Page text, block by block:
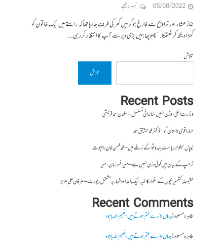
05/08/2022 تبصرہ لکھیے
نماز عشاء اور تراویح سے فارغ ہوکر میں گھر کی طرف جارہا تھا کہ راستے میں ایک خاتون کو
کھڑا دیکھ کر ٹھٹھکا . ” پھوپھا! میں بڑی دیر سے آپ کا انتظار کررہی...
تلاش
تلاش
Recent Posts
وزارتِ اعلیٰ ، وژن نہیں ، خاندانی تسلسل – سلمان احمد قریشی
ہمارا قومی داستان گو – ڈاکٹر محمد مشتاق احمد
نیپال سیکولر ریاست ہندوتوا کے نرغے میں – محمد محسن خان راجپوت
ٹرمپ کے بیان میں کوئی وزن نہیں ہے – میر افسرامان،میر
مقبوضہ کشمیر بچوں کے اغواء کا المیہ، ایک اعداد و شمار پر مشتمل رپورٹ – عرفان علی عزیز
Recent Comments
طاہرہ مسعودازجہاں دائرے ختم ہوتے ہیں- نعیم اللہ باجوہ
طاہرہ مسعودازجہاں دائرے ختم ہوتے ہیں- نعیم اللہ باجوہ